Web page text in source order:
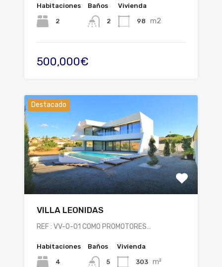
Habitaciones
2
Baños
2
Vivienda
98 m2
500,000€
Destacado
VILLA LEONIDAS
REF : VV-0-01 COMO PROMOTORES…
Habitaciones
4
Baños
5
Vivienda
303 m²